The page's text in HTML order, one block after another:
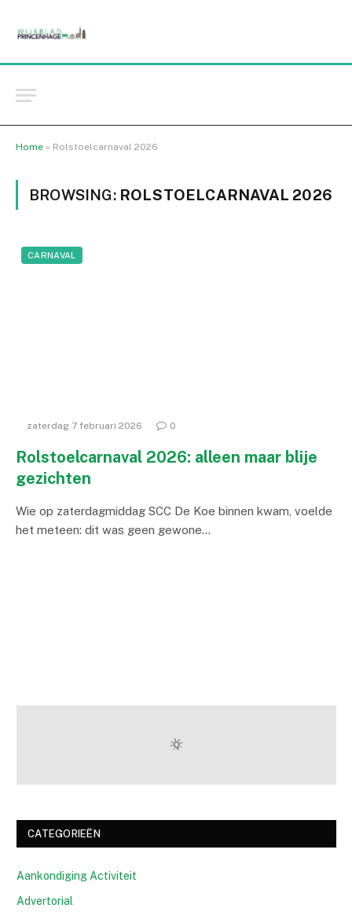
Home » Rolstoelcarnaval 2026
BROWSING: ROLSTOELCARNAVAL 2026
CARNAVAL
zaterdag 7 februari 2026 0
Rolstoelcarnaval 2026: alleen maar blije
gezichten
Wie op zaterdagmiddag SCC De Koe binnen kwam, voelde
het meteen: dit was geen gewone…
CATEGORIEËN
Aankondiging Activiteit
Advertorial